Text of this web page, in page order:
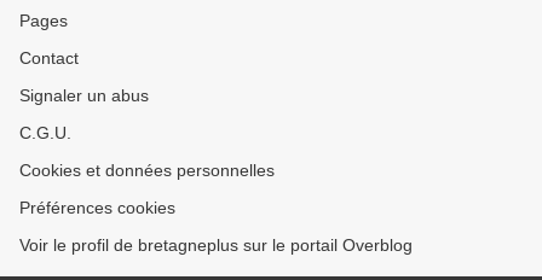
Pages
Contact
Signaler un abus
C.G.U.
Cookies et données personnelles
Préférences cookies
Voir le profil de bretagneplus sur le portail Overblog